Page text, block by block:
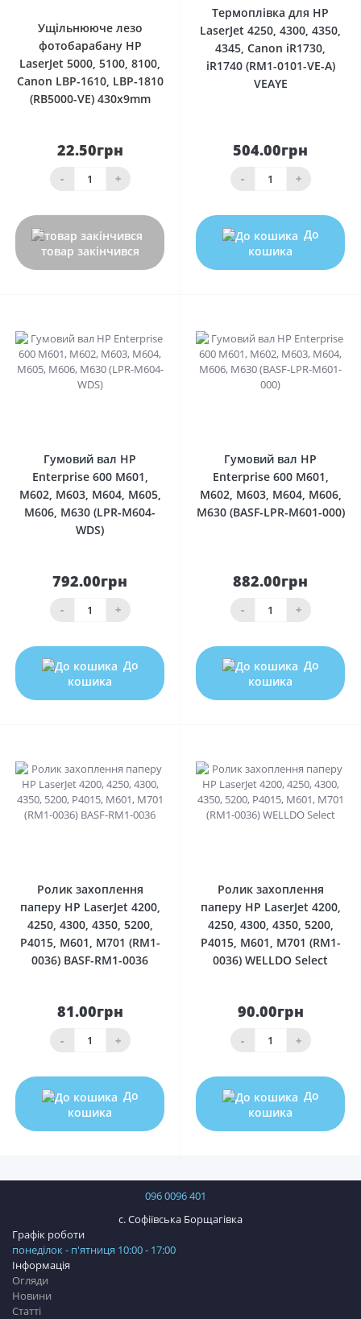
Ущільнююче лезо
фотобарабану HP
LaserJet 5000, 5100, 8100,
Canon LBP-1610, LBP-1810
(RB5000-VE) 430x9mm
22.50грн
- +
товар закінчився
Термоплівка для HP
LaserJet 4250, 4300, 4350,
4345, Canon iR1730,
iR1740 (RM1-0101-VE-A)
VEAYE
504.00грн
- +
До
кошика
Гумовий вал HP
Enterprise 600 M601,
M602, M603, M604, M605,
M606, M630 (LPR-M604-
WDS)
792.00грн
- +
До
кошика
Гумовий вал HP
Enterprise 600 M601,
M602, M603, M604, M606,
M630 (BASF-LPR-M601-000)
882.00грн
- +
До
кошика
Ролик захоплення
паперу HP LaserJet 4200,
4250, 4300, 4350, 5200,
P4015, M601, M701 (RM1-
0036) BASF-RM1-0036
81.00грн
- +
До
кошика
Ролик захоплення
паперу HP LaserJet 4200,
4250, 4300, 4350, 5200,
P4015, M601, M701 (RM1-
0036) WELLDO Select
90.00грн
- +
До
кошика
096 0096 401
с. Софіївська Борщагівка
Інформація
Огляди
Новини
Статті
Графік роботи
понеділок - п'ятниця 10:00 - 17:00